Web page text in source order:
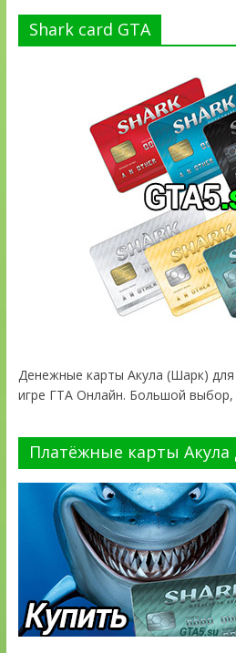
Shark card GTA
Денежные карты Акула (Шарк)
игре ГТА Онлайн. Большой выбор,
Платёжные карты Акула